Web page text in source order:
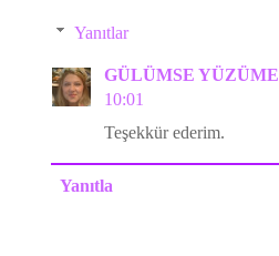
Yanıtlar
GÜLÜMSE YÜZÜME
10:01
Teşekkür ederim.
Yanıtla